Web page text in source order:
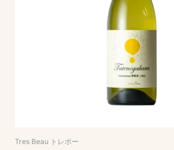
Tres Beau トレボー